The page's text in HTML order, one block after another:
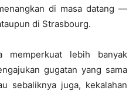
di masa datang —
di Strasbourg.
memperkuat lebih banyak
gugatan yang sama
sebaliknya juga, kekalahan